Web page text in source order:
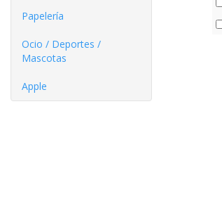
Papelería
Ocio / Deportes /
Mascotas
Apple